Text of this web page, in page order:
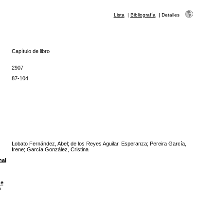
Lista | Bibliografía | Detalles
Capítulo de libro
2907
87-104
Lobato Fernández, Abel; de los Reyes Aguilar, Esperanza; Pereira García,
Irene; García González, Cristina